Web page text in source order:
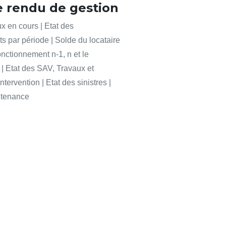
rendu de gestion
en cours | Etat des
par période | Solde du locataire
n-1, n et le
Etat des SAV, Travaux et
| Etat des sinistres |